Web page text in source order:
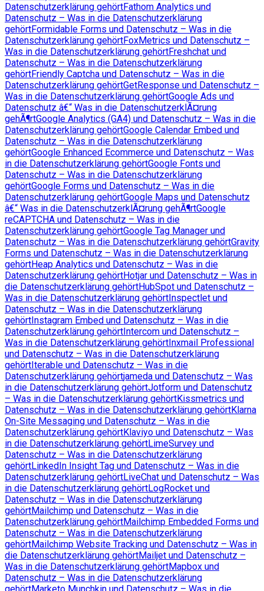
Datenschutzerklärung gehörtFathom Analytics und
Datenschutz – Was in die Datenschutzerklärung
gehörtFormidable Forms und Datenschutz – Was in die
Datenschutzerklärung gehörtFoxMetrics und Datenschutz –
Was in die Datenschutzerklärung gehörtFreshchat und
Datenschutz – Was in die Datenschutzerklärung
gehörtFriendly Captcha und Datenschutz – Was in die
Datenschutzerklärung gehörtGetResponse und Datenschutz –
Was in die Datenschutzerklärung gehörtGoogle Ads und
Datenschutz â€“ Was in die DatenschutzerklÃ¤rung
gehÃ¶rtGoogle Analytics (GA4) und Datenschutz – Was in die
Datenschutzerklärung gehörtGoogle Calendar Embed und
Datenschutz – Was in die Datenschutzerklärung
gehörtGoogle Enhanced Ecommerce und Datenschutz – Was
in die Datenschutzerklärung gehörtGoogle Fonts und
Datenschutz – Was in die Datenschutzerklärung
gehörtGoogle Forms und Datenschutz – Was in die
Datenschutzerklärung gehörtGoogle Maps und Datenschutz
â€“ Was in die DatenschutzerklÃ¤rung gehÃ¶rtGoogle
reCAPTCHA und Datenschutz – Was in die
Datenschutzerklärung gehörtGoogle Tag Manager und
Datenschutz – Was in die Datenschutzerklärung gehörtGravity
Forms und Datenschutz – Was in die Datenschutzerklärung
gehörtHeap Analytics und Datenschutz – Was in die
Datenschutzerklärung gehörtHotjar und Datenschutz – Was in
die Datenschutzerklärung gehörtHubSpot und Datenschutz –
Was in die Datenschutzerklärung gehörtInspectlet und
Datenschutz – Was in die Datenschutzerklärung
gehörtInstagram Embed und Datenschutz – Was in die
Datenschutzerklärung gehörtIntercom und Datenschutz –
Was in die Datenschutzerklärung gehörtInxmail Professional
und Datenschutz – Was in die Datenschutzerklärung
gehörtIterable und Datenschutz – Was in die
Datenschutzerklärung gehörtjameda und Datenschutz – Was
in die Datenschutzerklärung gehörtJotform und Datenschutz
– Was in die Datenschutzerklärung gehörtKissmetrics und
Datenschutz – Was in die Datenschutzerklärung gehörtKlarna
On-Site Messaging und Datenschutz – Was in die
Datenschutzerklärung gehörtKlaviyo und Datenschutz – Was
in die Datenschutzerklärung gehörtLimeSurvey und
Datenschutz – Was in die Datenschutzerklärung
gehörtLinkedIn Insight Tag und Datenschutz – Was in die
Datenschutzerklärung gehörtLiveChat und Datenschutz – Was
in die Datenschutzerklärung gehörtLogRocket und
Datenschutz – Was in die Datenschutzerklärung
gehörtMailchimp und Datenschutz – Was in die
Datenschutzerklärung gehörtMailchimp Embedded Forms und
Datenschutz – Was in die Datenschutzerklärung
gehörtMailchimp Website Tracking und Datenschutz – Was in
die Datenschutzerklärung gehörtMailjet und Datenschutz –
Was in die Datenschutzerklärung gehörtMapbox und
Datenschutz – Was in die Datenschutzerklärung